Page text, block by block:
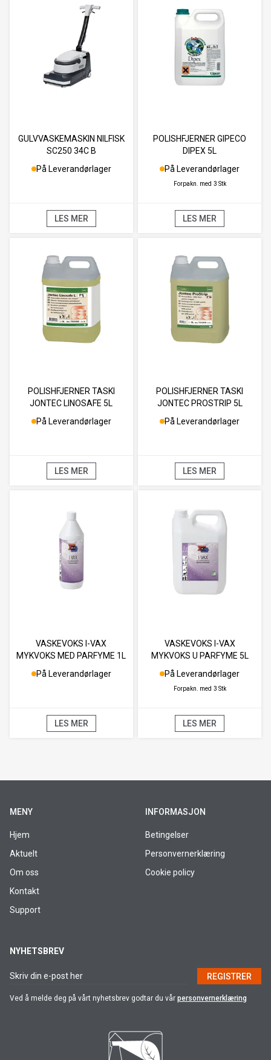
GULVVASKEMASKIN NILFISK
SC250 34C B
På Leverandørlager
LES MER
POLISHFJERNER GIPECO
DIPEX 5L
På Leverandørlager
Forpakn. med 3 Stk
LES MER
POLISHFJERNER TASKI
JONTEC LINOSAFE 5L
På Leverandørlager
LES MER
POLISHFJERNER TASKI
JONTEC PROSTRIP 5L
På Leverandørlager
LES MER
VASKEVOKS I-VAX
MYKVOKS MED PARFYME 1L
På Leverandørlager
LES MER
VASKEVOKS I-VAX
MYKVOKS U PARFYME 5L
På Leverandørlager
Forpakn. med 3 Stk
LES MER
MENY
Hjem
Aktuelt
Om oss
Kontakt
Support
INFORMASJON
Betingelser
Personvernerklæring
Cookie policy
NYHETSBREV
REGISTRER
Ved å melde deg på vårt nyhetsbrev godtar du vår personvernerklæring